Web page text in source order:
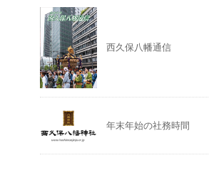
西久保八幡通信
年末年始の社務時間